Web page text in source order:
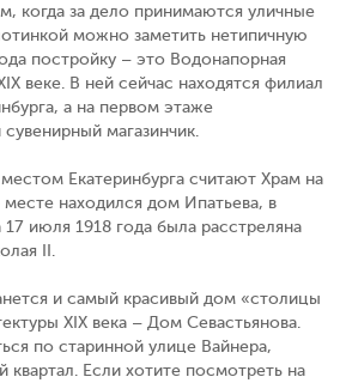
когда за дело принимаются уличные
можно заметить нетипичную
постройку – это Водонапорная
веке. В ней сейчас находятся филиал
а на первом этаже
магазинчик.
Екатеринбурга считают Храм на
месте находился дом Ипатьева, в
июля 1918 года была расстреляна
II.
и самый красивый дом «столицы
XIX века – Дом Севастьянова.
по старинной улице Вайнера,
квартал. Если хотите посмотреть на